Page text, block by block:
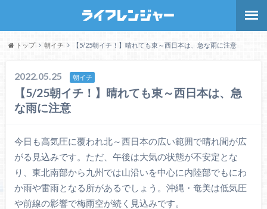
トップ 朝イチ 【5/25朝イチ！】晴れても東～西日本は、急な雨に注意
2022.05.25 朝イチ
【5/25朝イチ！】晴れても東～西日本は、急
な雨に注意
今日も高気圧に覆われ北～西日本の広い範囲で晴れ間が広
がる見込みです。ただ、午後は大気の状態が不安定とな
り、東北南部から九州では山沿いを中心に内陸部でもにわ
か雨や雷雨となる所があるでしょう。沖縄・奄美は低気圧
や前線の影響で梅雨空が続く見込みです。